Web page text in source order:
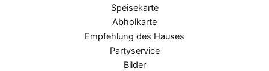
Speisekarte
Abholkarte
Empfehlung des Hauses
Partyservice
Bilder